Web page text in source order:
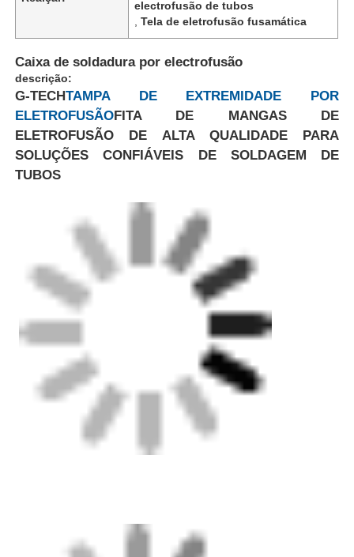
Casa
electrofusão de tubos
,Tela de eletrofusão fusamática
Caixa de soldadura por electrofusão
descrição:
G-TECHTAMPA DE EXTREMIDADE POR
ELETROFUSÃOFITA DE MANGAS DE
ELETROFUSÃO DE ALTA QUALIDADE PARA
SOLUÇÕES CONFIÁVEIS DE SOLDAGEM DE
TUBOS